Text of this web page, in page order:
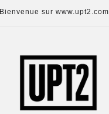
Bienvenue sur www.upt2.com